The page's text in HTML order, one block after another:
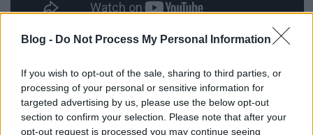
Blog - Do Not Process My Personal Information
If you wish to opt-out of the sale, sharing to third parties, or
processing of your personal or sensitive information for
targeted advertising by us, please use the below opt-out
section to confirm your selection. Please note that after your
opt-out request is processed you may continue seeing
bőven túlmegy a „jazz-zenészek játszanak hiphopot”
megközelítésen (aJazzboisjó viszonyítási pont lehet
a hozzáállásban). A lemez első, sötétebb,
kattogósabb fele zeneileg izgalmasabb, mint a